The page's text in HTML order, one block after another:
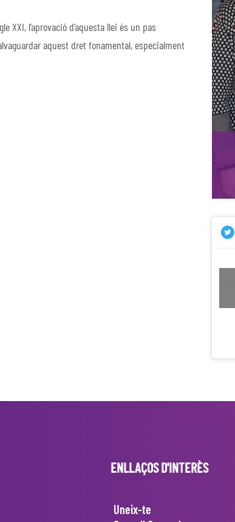
XXI, l’aprovació d’aquesta llei és un pas
aquest dret fonamental, especialment
ENLLAÇOS D'INTERÈS
Uneix-te